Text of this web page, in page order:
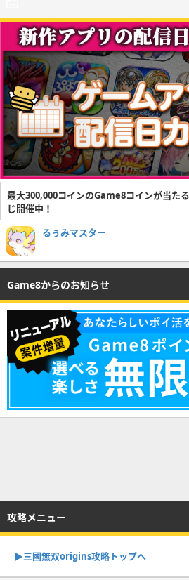
最大300,000コインのGame8コインが当た
じ開催中！
るぅみマスター
Game8からのお知らせ
攻略メニュー
▶︎三國無双origins攻略トップへ